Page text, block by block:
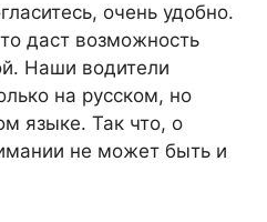
очень удобно.
даст возможность
Наши водители
на русском, но
языке. Так что, о
не может быть и